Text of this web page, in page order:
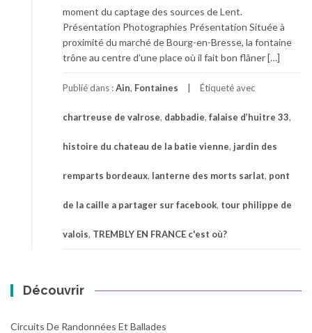
moment du captage des sources de Lent.
Présentation Photographies Présentation Située à
proximité du marché de Bourg-en-Bresse, la fontaine
trône au centre d’une place où il fait bon flâner […]
Publié dans :Ain, Fontaines Étiqueté avec
chartreuse de valrose, dabbadie, falaise d’huitre 33,
histoire du chateau de la batie vienne, jardin des
remparts bordeaux, lanterne des morts sarlat, pont
de la caille a partager sur facebook, tour philippe de
valois, TREMBLY EN FRANCE c'est où?
Découvrir
Circuits De Randonnées Et Ballades